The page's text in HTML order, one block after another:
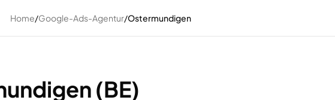
Home/Google-Ads-Agentur/Ostermundigen
(BE)